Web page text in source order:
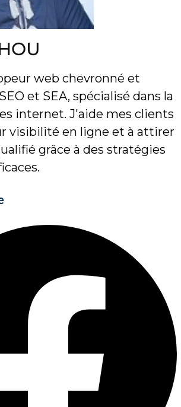
web chevronné et
et SEA, spécialisé dans la
internet. J'aide mes clients
visibilité en ligne et à attirer
grâce à des stratégies